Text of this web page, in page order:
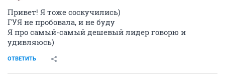
Привет! Я тоже соскучились)
ГУЯ не пробовала, и не буду
Я про самый-самый дешевый лидер говорю и
удивляюсь)
ОТВЕТИТЬ